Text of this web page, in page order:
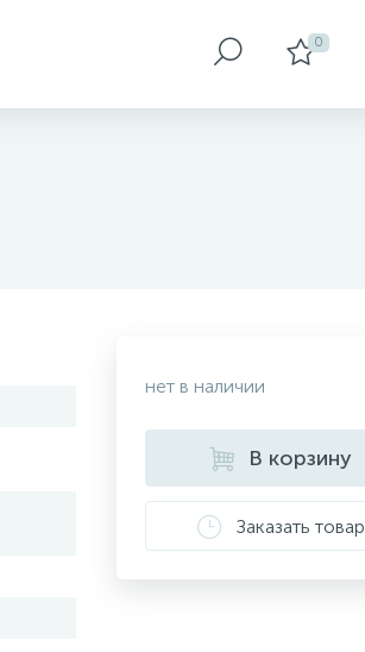
0
нет в наличии
В корзину
Заказать товар